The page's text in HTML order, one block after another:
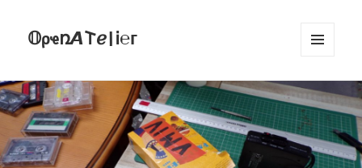
𝕆ρҽռ𝞐𐌕ℯ|Ꭵ℮ᴦ
WIDGETS